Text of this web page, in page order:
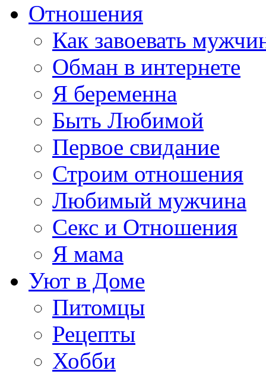
Отношения
Как завоевать
Обман в интернете
Я беременна
Быть Любимой
Первое свидание
Строим отношения
Любимый мужчина
Секс и Отношения
Я мама
Уют в Доме
Питомцы
Рецепты
Хобби